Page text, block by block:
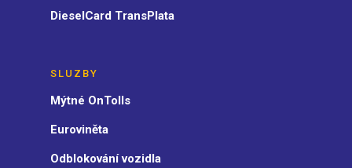
DieselCard TransPlata
SLUZBY
Mýtné OnTolls
Euroviněta
Odblokování vozidla